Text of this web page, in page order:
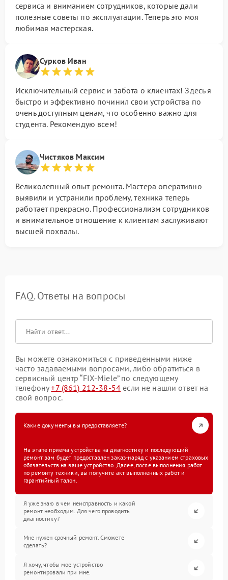
сервиса и вниманием сотрудников, которые дали
полезные советы по эксплуатации. Теперь это моя
любимая мастерская.
Сурков Иван
Исключительный сервис и забота о клиентах! Здесь я
быстро и эффективно починил свои устройства по
очень доступным ценам, что особенно важно для
студента. Рекомендую всем!
Чистяков Максим
Великолепный опыт ремонта. Мастера оперативно
выявили и устранили проблему, техника теперь
работает прекрасно. Профессионализм сотрудников
и внимательное отношение к клиентам заслуживают
высшей похвалы.
FAQ. Ответы на вопросы
Вы можете ознакомиться с приведенными ниже
часто задаваемыми вопросами, либо обратиться в
сервисный центр “FIX-Miele” по следующему
телефону+7 (861) 212-38-54 если не нашли ответ на
свой вопрос.
Какие документы вы предоставляете?
На этапе приема устройства на диагностику и последующий
ремонт вам будет предоставлен заказ-наряд с указанием страховых
обязательств на ваше устройство. Далее, после выполнения работ
по ремонту техники, вы получите акт выполненных работ и
гарантийный талон.
Я уже знаю в чем неисправность и какой
ремонт необходим. Для чего проводить
диагностику?
Мне нужен срочный ремонт. Сможете
сделать?
Я хочу, чтобы мое устройство
ремонтировали при мне.